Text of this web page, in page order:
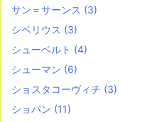
サン＝サーンス (3)
シベリウス (3)
シューベルト (4)
シューマン (6)
ショスタコーヴィチ (3)
ショパン (11)